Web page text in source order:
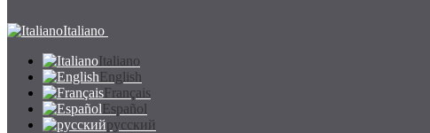
Italiano
Italiano
English
Français
Español
русский